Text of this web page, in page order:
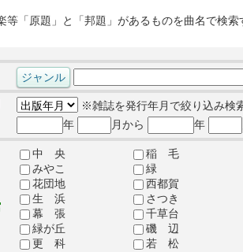
等「原題」と「邦題」があるものを曲名で検
※雑誌を発行年月で絞り込み検
年
月から 年
中 央
稲 毛
みやこ
緑
花団地
西都賀
生 浜
さつき
幕 張
千草台
緑が丘
磯 辺
更 科
若 松